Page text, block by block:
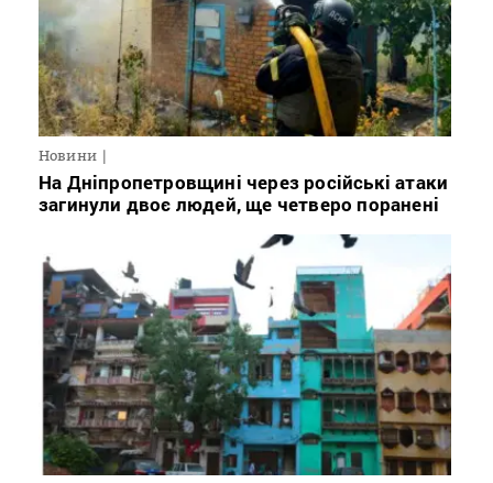
Новини
На Дніпропетровщині через російські атаки
загинули двоє людей, ще четверо поранені